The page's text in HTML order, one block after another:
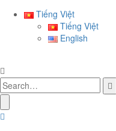
Tiếng Việt
Tiếng Việt
English